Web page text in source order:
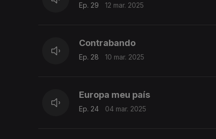
Ep. 29 12 mar. 2025
Contrabando
Ep. 28 10 mar. 2025
Europa meu país
Ep. 24 04 mar. 2025